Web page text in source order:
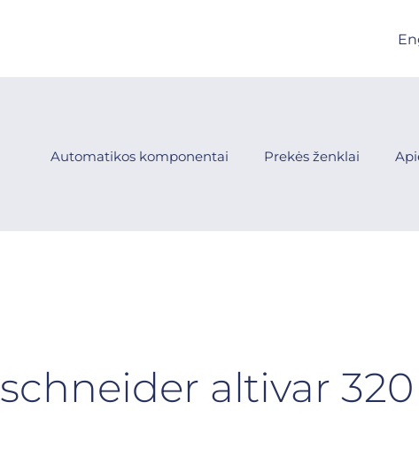
Automatikos komponentai Prekės ženklai
schneider altivar 320